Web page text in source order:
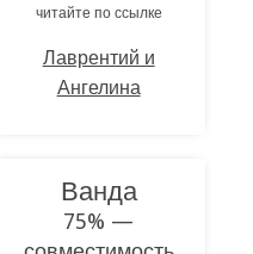
читайте по ссылке
Лаврентий и
Ангелина
Ванда
75% —